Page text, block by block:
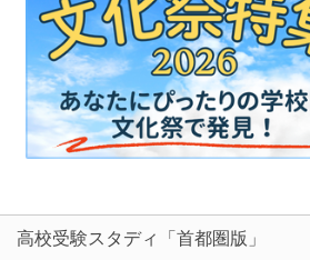
高校受験スタディ「首都圏版」